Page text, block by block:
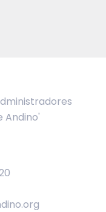
Andino'